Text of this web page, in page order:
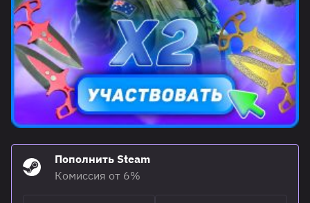
Пополнить Steam
Комиссия от 6%